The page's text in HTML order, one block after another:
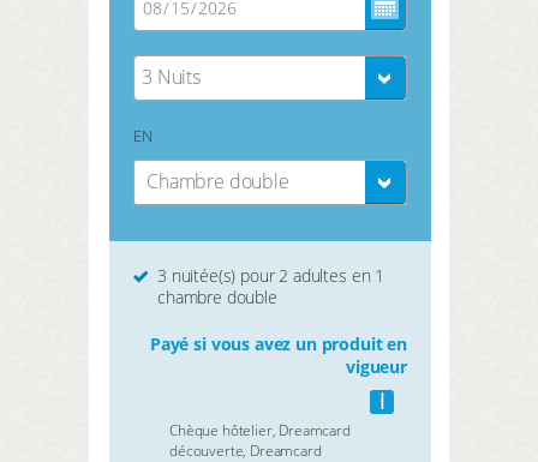
3 Nuits
EN
Chambre double
3 nuitée(s) pour 2 adultes en 1
chambre double
Payé si vous avez un produit en
vigueur
i
Chèque hôtelier, Dreamcard
découverte, Dreamcard